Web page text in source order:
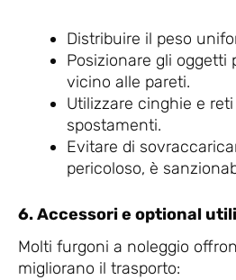
Distribuire il peso
Posizionare gli oggetti
vicino alle pareti.
Utilizzare cinghie e
spostamenti.
Evitare di
pericoloso, è
6. Accessori e optional utili
Molti furgoni a noleggio
migliorano il trasporto: